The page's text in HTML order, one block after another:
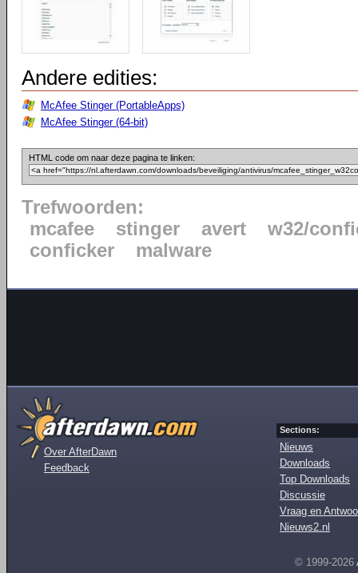
Andere edities:
McAfee Stinger (PortableApps)
McAfee Stinger (64-bit)
HTML code om naar deze pagina te linken:
Trefwoorden:
mcafee
stinger avert
w32/
conficker
malware
Over AfterDawn
Feedback
Sections:
Nieuws
Downloads
Top Downloads
Discussie
Vraag en
Nieuws2.nl
© 1999-2026